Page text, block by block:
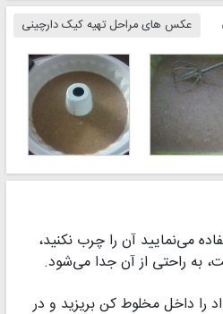
عکس های مراحل تهیه کیک دارچینی
می‌نمایید آن را چرب نكنید،
به راحتی از آن جدا می‌شود.
را داخل مخلوط كن بریزید و در